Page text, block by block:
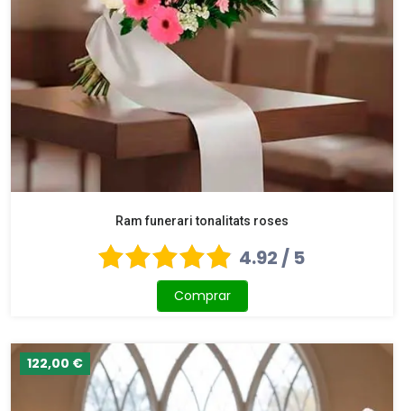
Ram funerari tonalitats roses
4.92 / 5
Comprar
122,00 €